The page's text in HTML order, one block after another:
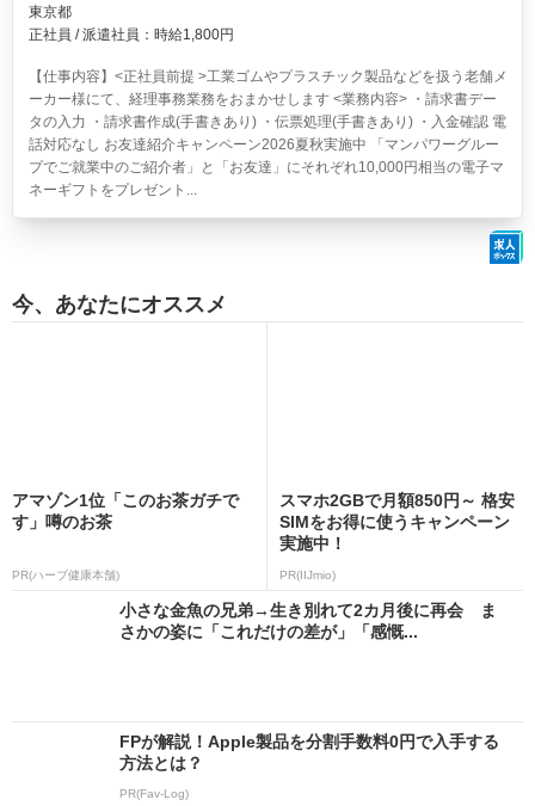
東京都
正社員 / 派遣社員：時給1,800円
【仕事内容】<正社員前提 >工業ゴムやプラスチック製品などを扱う老舗メ
ーカー様にて、経理事務業務をおまかせします <業務内容> ・請求書デー
タの入力 ・請求書作成(手書きあり) ・伝票処理(手書きあり) ・入金確認 電
話対応なし お友達紹介キャンペーン2026夏秋実施中 「マンパワーグルー
プでご就業中のご紹介者」と「お友達」にそれぞれ10,000円相当の電子マ
ネーギフトをプレゼント...
今、あなたにオススメ
アマゾン1位「このお茶ガチで
す」噂のお茶
PR(ハーブ健康本舗)
スマホ2GBで月額850円～ 格安
SIMをお得に使うキャンペーン
実施中！
PR(IIJmio)
小さな金魚の兄弟→生き別れて2カ月後に再会 ま
さかの姿に「これだけの差が」「感慨...
FPが解説！Apple製品を分割手数料0円で入手する
方法とは？
PR(Fav-Log)